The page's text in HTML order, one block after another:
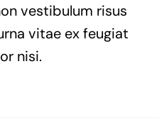
vestibulum risus
vitae ex feugiat
nisi.